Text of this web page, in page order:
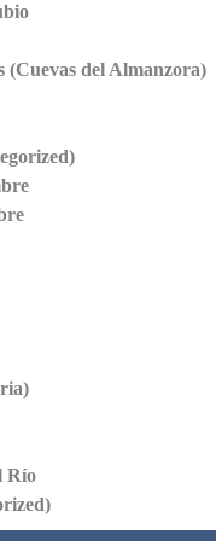
(Cuevas del Almanzora)
Río